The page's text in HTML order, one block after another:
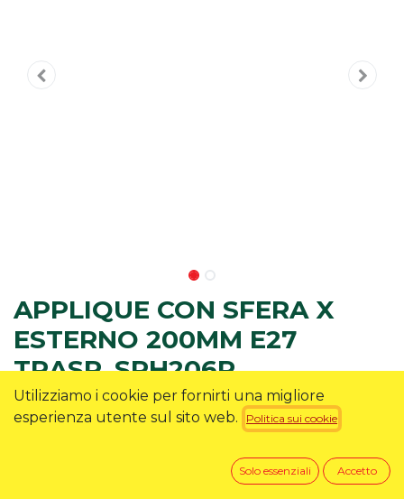
APPLIQUE CON SFERA X
ESTERNO 200MM E27
TRASP. SPH206P
Applique da esterno del marchio Velamp modello
SPH206P
Utilizziamo i cookie per fornirti una migliore
esperienza utente sul sito web.
Politica sui cookie
Solo essenziali Accetto